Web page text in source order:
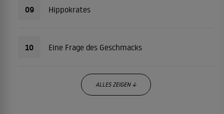
09 Hippokrates
10 Eine Frage des Geschmacks
ALLES ZEIGEN ↓